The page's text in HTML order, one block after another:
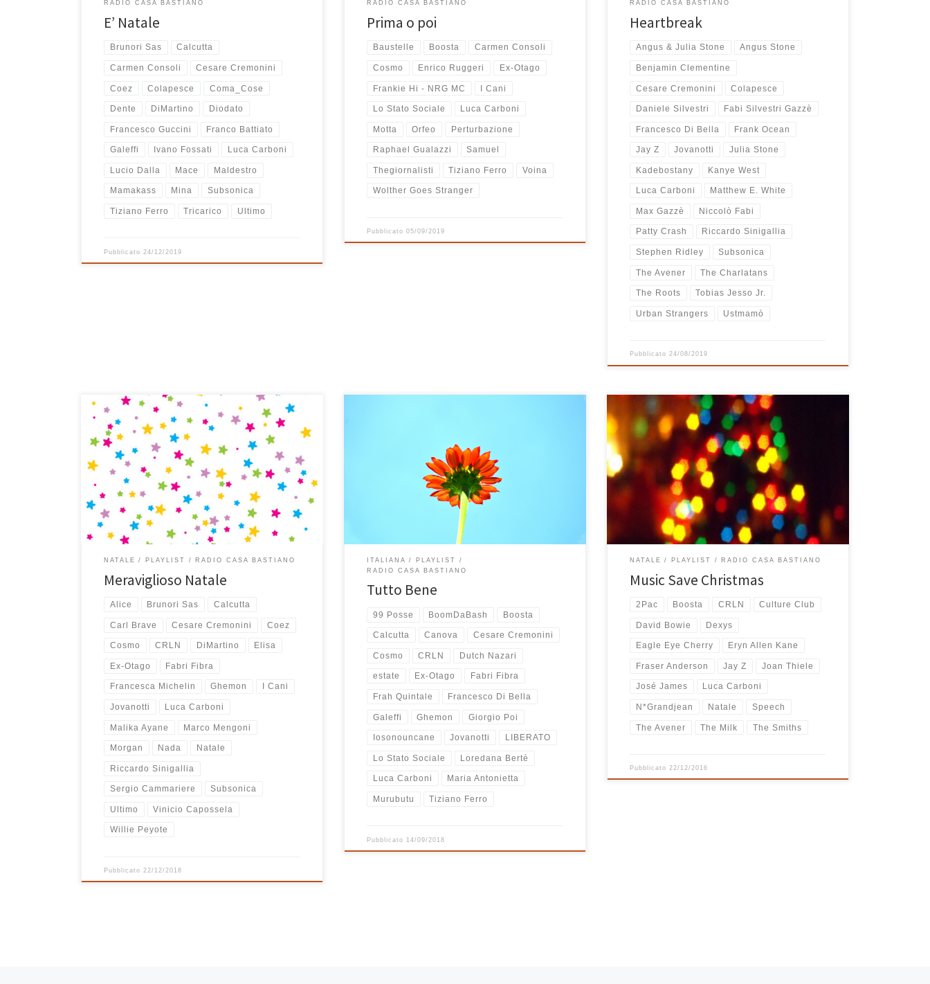
RADIO CASA BASTIANO
E’ Natale
Brunori Sas Calcutta
Carmen Consoli Cesare Cremonini
Coez Colapesce Coma_Cose
Dente DiMartino Diodato
Francesco Guccini Franco Battiato
Galeffi Ivano Fossati Luca Carboni
Lucio Dalla Mace Maldestro
Mamakass Mina Subsonica
Tiziano Ferro Tricarico Ultimo
Pubblicato 24/12/2019
RADIO CASA BASTIANO
Prima o poi
Baustelle Boosta Carmen Consoli
Cosmo Enrico Ruggeri Ex-Otago
Frankie Hi - NRG MC I Cani
Lo Stato Sociale Luca Carboni
Motta Orfeo Perturbazione
Raphael Gualazzi Samuel
Thegiornalisti Tiziano Ferro Voina
Wolther Goes Stranger
Pubblicato05/09/2019
RADIO CASA BASTIANO
Heartbreak
Angus & Julia Stone Angus Stone
Benjamin Clementine
Cesare Cremonini Colapesce
Daniele Silvestri Fabi Silvestri Gazzè
Francesco Di Bella Frank Ocean
Jay Z Jovanotti Julia Stone
Kadebostany Kanye West
Luca Carboni Matthew E. White
Max Gazzè Niccolò Fabi
Patty Crash Riccardo Sinigallia
Stephen Ridley Subsonica
The Avener The Charlatans
The Roots Tobias Jesso Jr.
Urban Strangers Ustmamò
Pubblicato24/08/2019
In tanti anni di playlist natalizie questa è la prima volta
che ne compongo una tutta di musica italiana. E’ nata
così, un po’ per caso, partendo da un brano al
pianoforte di Sergio Cammariere dal titolo Natale in
campagna ed è proseguita senza questa precisa idea
in mente fino […]
NATALE PLAYLIST RADIO CASA BASTIANO
Meraviglioso Natale
Alice Brunori Sas Calcutta
Carl Brave Cesare Cremonini Coez
Cosmo CRLN DiMartino Elisa
Ex-Otago Fabri Fibra
Francesca Michelin Ghemon I Cani
Jovanotti Luca Carboni
Malika Ayane Marco Mengoni
Morgan Nada Natale
Riccardo Sinigallia
Sergio Cammariere Subsonica
Ultimo Vinicio Capossela
Willie Peyote
Pubblicato22/12/2018
mantra estivo di Casa Bastiano, la playlist più ascoltata
da tutti (bimbi compresi) in questa estate 2018 che è
volata via e sta ormai volgendo al termine. L’abbiamo
ascoltata in macchina mentre cercavamo di
raggiungere remote spiagge della Grecia e della […]
ITALIANA
PLAYLIST
RADIO CASA BASTIANO
Tutto Bene
99 Posse BoomDaBash Boosta
Calcutta Canova Cesare Cremonini
Cosmo CRLN Dutch Nazari
estate Ex-Otago Fabri Fibra
Frah Quintale Francesco Di Bella
Galeffi Ghemon Giorgio Poi
Iosonouncane Jovanotti LIBERATO
Lo Stato Sociale Loredana Bertè
Luca Carboni Maria Antonietta
Murubutu Tiziano Ferro
Pubblicato 14/09/2018
Può la musica “salvare” un Natale? Sì, sempre! Anche
quest’anno arriva la mitica playlist di Natale di Radio
Casa Bastiano, una selezione di canzoni che di Natale
in realtà non sono, ma che fanno molto Natale o
almeno per me lo fanno molto. Ecco così che mentre
si fanno gli […]
NATALE PLAYLIST RADIO CASA BASTIANO
Music Save Christmas
2Pac Boosta CRLN Culture Club
David Bowie Dexys
Eagle Eye Cherry Eryn Allen Kane
Fraser Anderson Jay Z Joan Thiele
José James Luca Carboni
N*Grandjean Natale Speech
The Avener The Milk The Smiths
Pubblicato22/12/2016